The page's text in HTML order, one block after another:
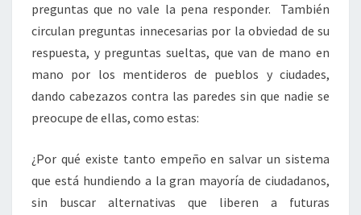
preguntas que no vale la pena responder. También
circulan preguntas innecesarias por la obviedad de su
respuesta, y preguntas sueltas, que van de mano en
mano por los mentideros de pueblos y ciudades,
dando cabezazos contra las paredes sin que nadie se
preocupe de ellas, como estas:
¿Por qué existe tanto empeño en salvar un sistema
que está hundiendo a la gran mayoría de ciudadanos,
sin buscar alternativas que liberen a futuras